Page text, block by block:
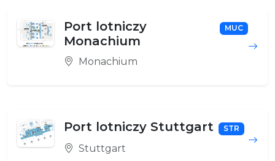
Port lotniczy
Monachium
MUC
Monachium
Port lotniczy Stuttgart STR
Stuttgart